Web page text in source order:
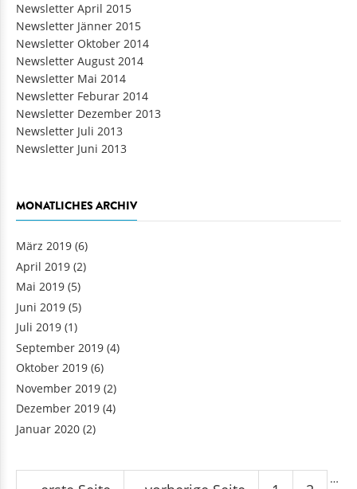
Newsletter April 2015
Newsletter Jänner 2015
Newsletter Oktober 2014
Newsletter August 2014
Newsletter Mai 2014
Newsletter Feburar 2014
Newsletter Dezember 2013
Newsletter Juli 2013
Newsletter Juni 2013
MONATLICHES ARCHIV
März 2019 (6)
April 2019 (2)
Mai 2019 (5)
Juni 2019 (5)
Juli 2019 (1)
September 2019 (4)
Oktober 2019 (6)
November 2019 (2)
Dezember 2019 (4)
Januar 2020 (2)
Seiten …